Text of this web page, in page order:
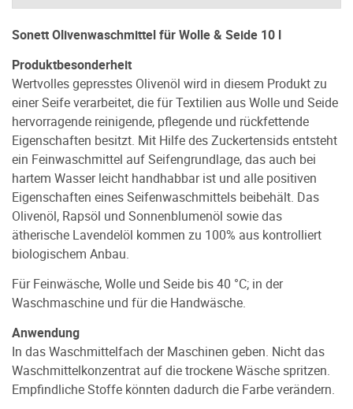
Sonett Olivenwaschmittel für Wolle & Seide 10 l
Produktbesonderheit
Wertvolles gepresstes Olivenöl wird in diesem Produkt zu
einer Seife verarbeitet, die für Textilien aus Wolle und Seide
hervorragende reinigende, pflegende und rückfettende
Eigenschaften besitzt. Mit Hilfe des Zuckertensids entsteht
ein Feinwaschmittel auf Seifengrundlage, das auch bei
hartem Wasser leicht handhabbar ist und alle positiven
Eigenschaften eines Seifenwaschmittels beibehält. Das
Olivenöl, Rapsöl und Sonnenblumenöl sowie das
ätherische Lavendelöl kommen zu 100% aus kontrolliert
biologischem Anbau.
Für Feinwäsche, Wolle und Seide bis 40 °C; in der
Waschmaschine und für die Handwäsche.
Anwendung
In das Waschmittelfach der Maschinen geben. Nicht das
Waschmittelkonzentrat auf die trockene Wäsche spritzen.
Empfindliche Stoffe könnten dadurch die Farbe verändern.